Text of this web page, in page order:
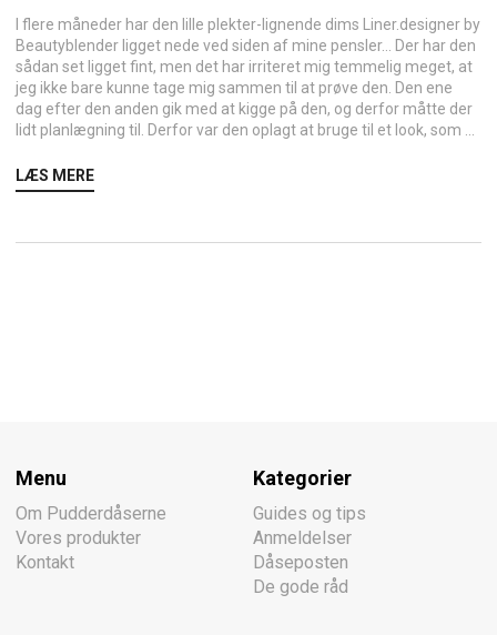
I flere måneder har den lille plekter-lignende dims Liner.designer by
Beautyblender ligget nede ved siden af mine pensler… Der har den
sådan set ligget fint, men det har irriteret mig temmelig meget, at
jeg ikke bare kunne tage mig sammen til at prøve den. Den ene
dag efter den anden gik med at kigge på den, og derfor måtte der
lidt planlægning til. Derfor var den oplagt at bruge til et look, som ...
LÆS MERE
Menu
Om Pudderdåserne
Vores produkter
Kontakt
Kategorier
Guides og tips
Anmeldelser
Dåseposten
De gode råd